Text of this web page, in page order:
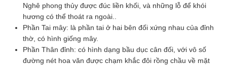
Nghê phong thủy được đúc liền khối, và những lỗ để khói
hương có thể thoát ra ngoài..
Phần Tai mây: là phần tai ở hai bên đối xứng nhau của đỉnh
thờ, có hình giống mây.
Phần Thân đỉnh: có hình dạng bầu dục cân đối, với vô số
đường nét hoa văn được chạm khắc đôi rồng chầu về mặt